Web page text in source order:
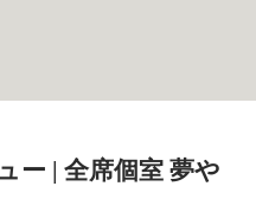
ー | 全席個室 夢や